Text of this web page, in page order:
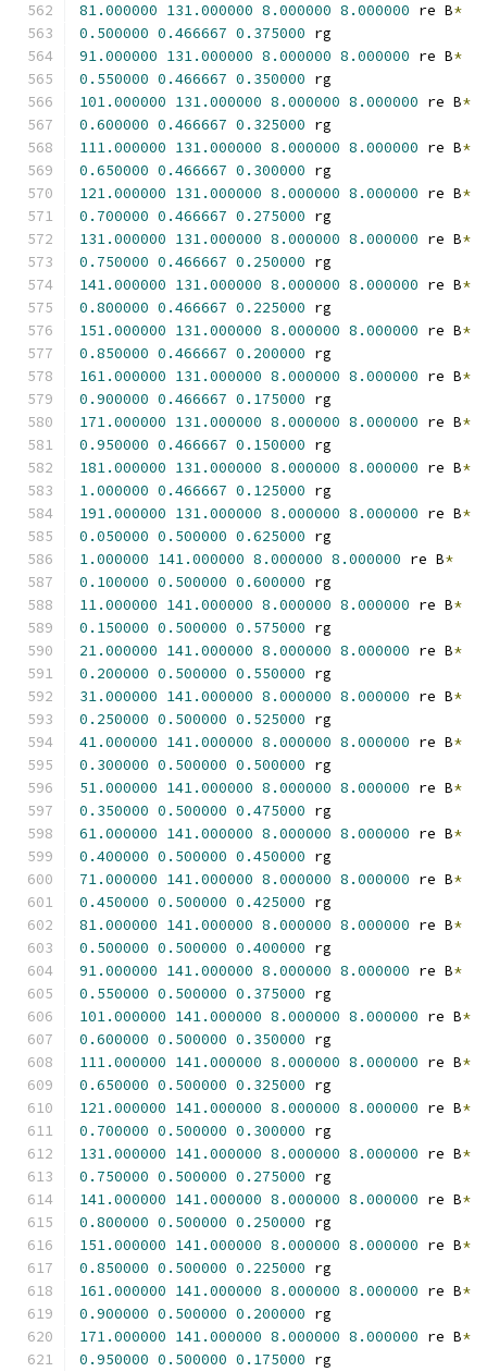
81.000000 131.000000 8.000000 8.000000 re B*
0.500000 0.466667 0.375000 rg
91.000000 131.000000 8.000000 8.000000 re B*
0.550000 0.466667 0.350000 rg
101.000000 131.000000 8.000000 8.000000 re B*
0.600000 0.466667 0.325000 rg
111.000000 131.000000 8.000000 8.000000 re B*
0.650000 0.466667 0.300000 rg
121.000000 131.000000 8.000000 8.000000 re B*
0.700000 0.466667 0.275000 rg
131.000000 131.000000 8.000000 8.000000 re B*
0.750000 0.466667 0.250000 rg
141.000000 131.000000 8.000000 8.000000 re B*
0.800000 0.466667 0.225000 rg
151.000000 131.000000 8.000000 8.000000 re B*
0.850000 0.466667 0.200000 rg
161.000000 131.000000 8.000000 8.000000 re B*
0.900000 0.466667 0.175000 rg
171.000000 131.000000 8.000000 8.000000 re B*
0.950000 0.466667 0.150000 rg
181.000000 131.000000 8.000000 8.000000 re B*
1.000000 0.466667 0.125000 rg
191.000000 131.000000 8.000000 8.000000 re B*
0.050000 0.500000 0.625000 rg
1.000000 141.000000 8.000000 8.000000 re B*
0.100000 0.500000 0.600000 rg
11.000000 141.000000 8.000000 8.000000 re B*
0.150000 0.500000 0.575000 rg
21.000000 141.000000 8.000000 8.000000 re B*
0.200000 0.500000 0.550000 rg
31.000000 141.000000 8.000000 8.000000 re B*
0.250000 0.500000 0.525000 rg
41.000000 141.000000 8.000000 8.000000 re B*
0.300000 0.500000 0.500000 rg
51.000000 141.000000 8.000000 8.000000 re B*
0.350000 0.500000 0.475000 rg
61.000000 141.000000 8.000000 8.000000 re B*
0.400000 0.500000 0.450000 rg
71.000000 141.000000 8.000000 8.000000 re B*
0.450000 0.500000 0.425000 rg
81.000000 141.000000 8.000000 8.000000 re B*
0.500000 0.500000 0.400000 rg
91.000000 141.000000 8.000000 8.000000 re B*
0.550000 0.500000 0.375000 rg
101.000000 141.000000 8.000000 8.000000 re B*
0.600000 0.500000 0.350000 rg
111.000000 141.000000 8.000000 8.000000 re B*
0.650000 0.500000 0.325000 rg
121.000000 141.000000 8.000000 8.000000 re B*
0.700000 0.500000 0.300000 rg
131.000000 141.000000 8.000000 8.000000 re B*
0.750000 0.500000 0.275000 rg
141.000000 141.000000 8.000000 8.000000 re B*
0.800000 0.500000 0.250000 rg
151.000000 141.000000 8.000000 8.000000 re B*
0.850000 0.500000 0.225000 rg
161.000000 141.000000 8.000000 8.000000 re B*
0.900000 0.500000 0.200000 rg
171.000000 141.000000 8.000000 8.000000 re B*
0.950000 0.500000 0.175000 rg